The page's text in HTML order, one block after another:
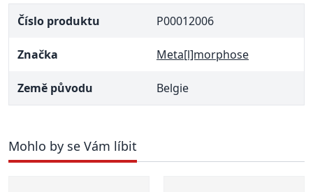
Číslo produktu P00012006
Značka Meta[l]morphose
Země původu Belgie
Mohlo by se Vám líbit